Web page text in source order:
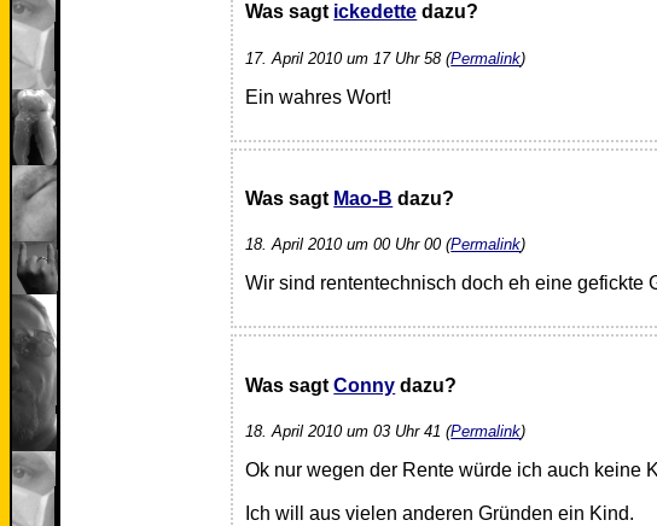
Was sagt ickedette dazu?
17. April 2010 um 17 Uhr 58 (Permalink)
Ein wahres Wort!
Was sagt Mao-B dazu?
18. April 2010 um 00 Uhr 00 (Permalink)
Wir sind rententechnisch doch eh eine gefickte
Was sagtConny dazu?
18. April 2010 um 03 Uhr 41 (Permalink)
Ok nur wegen der Rente würde ich auch keine
Ich will aus vielen anderen Gründen ein Kind.